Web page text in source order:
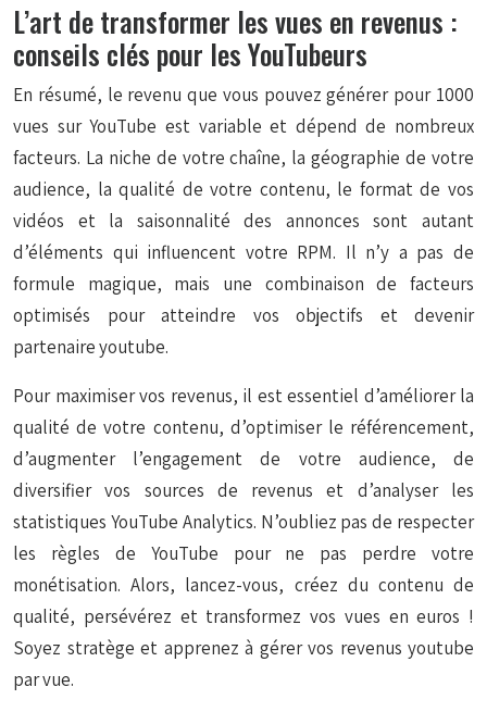
L’art de transformer les vues en revenus :
conseils clés pour les YouTubeurs
En résumé, le revenu que vous pouvez générer pour 1000
vues sur YouTube est variable et dépend de nombreux
facteurs. La niche de votre chaîne, la géographie de votre
audience, la qualité de votre contenu, le format de vos
vidéos et la saisonnalité des annonces sont autant
d’éléments qui influencent votre RPM. Il n’y a pas de
formule magique, mais une combinaison de facteurs
optimisés pour atteindre vos objectifs et devenir
partenaire youtube.
Pour maximiser vos revenus, il est essentiel d’améliorer la
qualité de votre contenu, d’optimiser le référencement,
d’augmenter l’engagement de votre audience, de
diversifier vos sources de revenus et d’analyser les
statistiques YouTube Analytics. N’oubliez pas de respecter
les règles de YouTube pour ne pas perdre votre
monétisation. Alors, lancez-vous, créez du contenu de
qualité, persévérez et transformez vos vues en euros !
Soyez stratège et apprenez à gérer vos revenus youtube
par vue.